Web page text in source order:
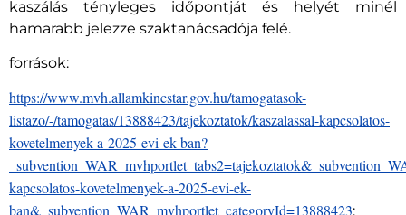
kaszálás tényleges időpontját és helyét minél
hamarabb jelezze szaktanácsadója felé.
források:
https://www.mvh.allamkincstar.gov.hu/tamogatasok-
listazo/-/tamogatas/13888423/tajekoztatok/kaszalassal-kapcsolatos-
kovetelmenyek-a-2025-evi-ek-ban?
kapcsolatos-kovetelmenyek-a-2025-evi-ek-
ban&_subvention_WAR_mvhportlet_categoryId=13888423;